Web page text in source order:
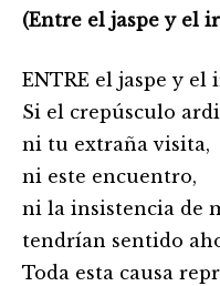
(Entre el jaspe y el
ENTRE el jaspe y el
Si el crepúsculo
ni tu extraña visita,
ni este encuentro,
ni la insistencia de
tendrían sentido
Toda esta causa